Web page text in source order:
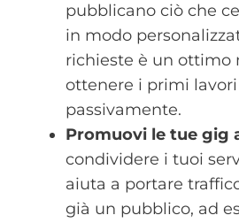
pubblicano ciò che
in modo
richieste è un ottimo
ottenere i primi
passivamente.
Promuovi le tue gig
condividere i tuoi
aiuta a portare
già un pubblico, ad